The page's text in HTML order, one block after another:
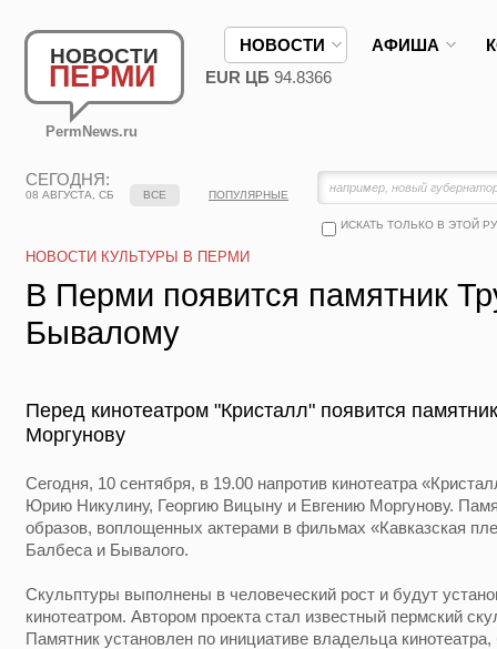
НОВОСТИ
ПЕРМИ
PermNews.ru
НОВОСТИ АФИША
EUR ЦБ 94.8366
СЕГОДНЯ:
08 АВГУСТА, СБ
ИСКАТЬ ТОЛЬКО В ЭТОЙ
ВСЕ ПОПУЛЯРНЫЕ
НОВОСТИ КУЛЬТУРЫ В ПЕРМИ
В Перми появится памятник
Бывалому
Перед кинотеатром "Кристалл" появится
Моргунову
Сегодня, 10 сентября, в 19.00 напротив кинотеатра
Юрию Никулину, Георгию Вицыну и Евгению Моргунову.
образов, воплощенных актерами в фильмах «Кавказская
Балбеса и Бывалого.
Скульптуры выполнены в человеческий рост и будут
кинотеатром. Автором проекта стал известный пермский
Памятник установлен по инициативе владельца